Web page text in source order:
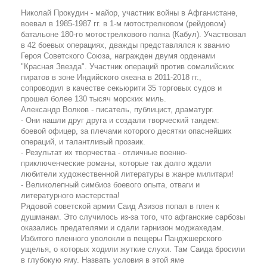
Николай Прокудин - майор, участник войны в Афганистане,
воевал в 1985-1987 гг. в 1-м мотострелковом (рейдовом)
батальоне 180-го мотострелкового полка (Кабул). Участвовал
в 42 боевых операциях, дважды представлялся к званию
Героя Советского Союза, награжден двумя орденами
"Красная Звезда". Участник операций против сомалийских
пиратов в зоне Индийского океана в 2011-2018 гг.,
сопроводил в качестве секьюрити 35 торговых судов и
прошел более 130 тысяч морских миль.
Александр Волков - писатель, публицист, драматург.
- Они нашли друг друга и создали творческий тандем:
боевой офицер, за плечами которого десятки опаснейших
операций, и талантливый прозаик.
- Результат их творчества - отличные военно-
приключенческие романы, которые так долго ждали
любители художественной литературы в жанре милитари!
- Великолепный симбиоз боевого опыта, отваги и
литературного мастерства!
Рядовой советской армии Саид Азизов попал в плен к
душманам. Это случилось из-за того, что афганские сарбозы
оказались предателями и сдали гарнизон моджахедам.
Избитого пленного уволокли в пещеры Панджшерского
ущелья, о которых ходили жуткие слухи. Там Саида бросили
в глубокую яму. Назвать условия в этой яме